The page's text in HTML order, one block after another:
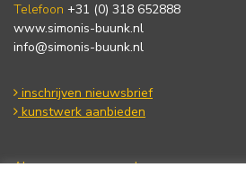
Telefoon +31 (0) 318 652888
www.simonis-buunk.nl
info@simonis-buunk.nl
inschrijven nieuwsbrief
kunstwerk aanbieden
Algemene voorwaarden